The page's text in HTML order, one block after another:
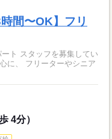
間〜OK】フリ
ト スタッフを募集してい
4分）